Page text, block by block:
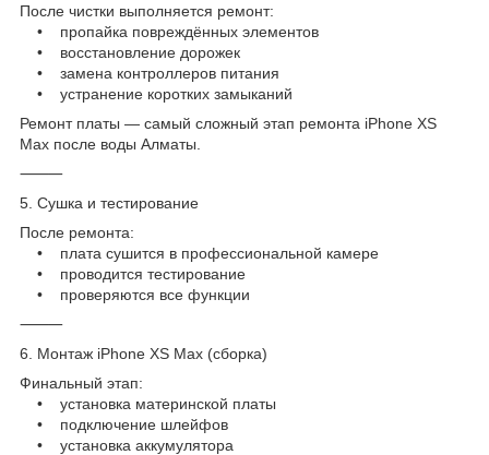
После чистки выполняется ремонт:
• пропайка повреждённых элементов
• восстановление дорожек
• замена контроллеров питания
• устранение коротких замыканий
Ремонт платы — самый сложный этап ремонта iPhone XS
Max после воды Алматы.
⸻
5. Сушка и тестирование
После ремонта:
• плата сушится в профессиональной камере
• проводится тестирование
• проверяются все функции
⸻
6. Монтаж iPhone XS Max (сборка)
Финальный этап:
• установка материнской платы
• подключение шлейфов
• установка аккумулятора